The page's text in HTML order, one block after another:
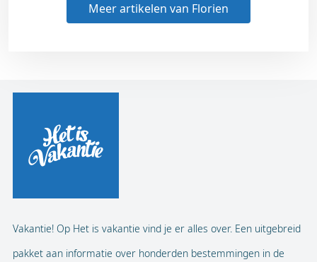
Meer artikelen van Florien
Vakantie! Op Het is vakantie vind je er alles over. Een uitgebreid
pakket aan informatie over honderden bestemmingen in de